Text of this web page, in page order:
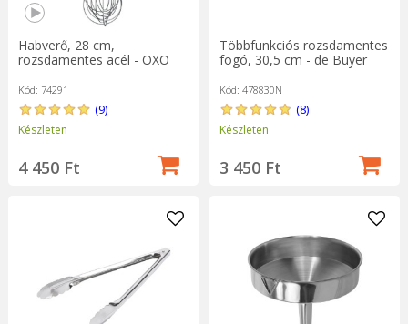
Habverő, 28 cm,
rozsdamentes acél - OXO
Kód: 74291
(9)
Készleten
4 450 Ft
Többfunkciós rozsdamentes
fogó, 30,5 cm - de Buyer
Kód: 478830N
(8)
Készleten
3 450 Ft